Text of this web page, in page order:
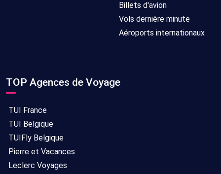
Billets d'avion
Vols dernière minute
Aéroports internationaux
TOP Agences de Voyage
TUI France
TUI Belgique
TUIFly Belgique
Pierre et Vacances
Leclerc Voyages